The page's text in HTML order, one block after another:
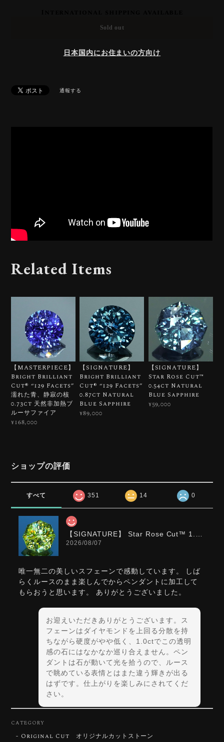
Sold out
日本国内にお住まいの方向け
通報する
Related Items
【MASTERPIECE】
Bright Brilliant
Cut®︎ “129 Facets”
濡れた青、静寂の核
0.73ct 天然非加熱ブ
ルーサファイア
¥168,000
【SIGNATURE】
Bright Brilliant
Cut®︎ “129 Facets”
0.87ct Natural
Blue Sapphire
¥89,000
【SIGNATURE】
Star Rose Cut™️
0.54ct Natural
Blue Sapphire
¥59,000
ショップの評価
すべて 351 14 0
【SIGNATURE】 Star Rose Cut™️ 1.0ct Natural Green Sphene
2026/08/07
唯一無二の美しいスフェーンで感動しています。 しば
らくルースのまま楽しんでからペンダントに加工して
もらおうと思います。 ありがとうございました。
お迎えいただきありがとうございます。ス
フェーンはダイヤモンドを上回る分散を持
ちながら硬度がやや低く、1.0ctでこの透明
感の石にはなかなか巡り合えません。ペン
ダントは石が動いて光を拾うので、ルース
で眺めている表情とはまた違う輝きが出る
はずです。仕上がりを楽しみにされてくだ
さい。
CATEGORY
Original Cut オリジナルカットストーン